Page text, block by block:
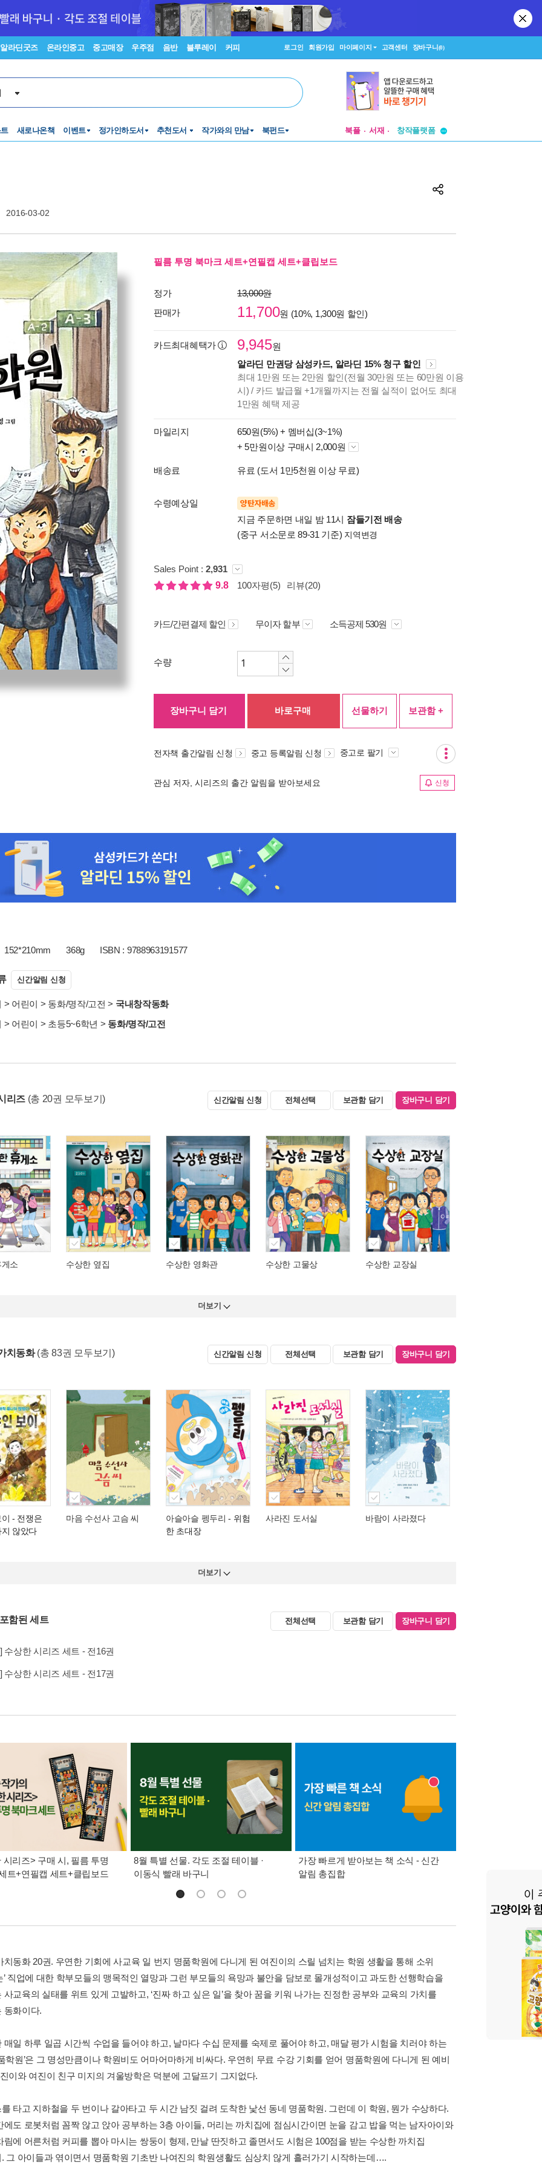
알라딘굿즈 온라인중고 중고매장 우주점 음반 블루레이 커피 로그인 회원가입 마이페이지 고객센터 장바구니(0)
새로나온책 이벤트 정가인하도서 추천도서 작가와의 만남 북펀드 북플 서재
투비컨티뉴드
투비컨티뉴드
2016-03-02
필름 투명 북마크 세트+연필캡 세트+클립보드
정가
13,000원
판매가
11,700원 (10%, 1,300원 할인)
카드최대혜택가 9,945원
알라딘 만권당 삼성카드, 알라딘 15% 청구 할인
최대 1만원 또는 2만원 할인(전월 30만원 또는 60만원 이용
시) / 카드 발급월 +1개월까지는 전월 실적이 없어도 최대
1만원 혜택 제공
마일리지 650원(5%) + 멤버십(3~1%)
+ 5만원이상 구매시 2,000원
배송료 유료 (도서 1만5천원 이상 무료)
수령예상일 양탄자배송
지금 주문하면 내일 밤 11시 잠들기전 배송
(중구 서소문로 89-31 기준) 지역변경
Sales Point : 2,931
9.8
100자평(5) 리뷰(20)
카드/간편결제 할인 무이자 할부 소득공제 530원
수량
장바구니 담기 바로구매 선물하기 보관함 +
전자책 출간알림 신청 중고 등록알림 신청 중고로 팔기
관심 저자, 시리즈의 출간 알림을 받아보세요 신청
152*210mm 368g ISBN : 9788963191577
신간알림 신청
> 어린이 > 동화/명작/고전 > 국내창작동화
> 어린이 > 초등5~6학년 > 동화/명작/고전
리즈 (총 20권 모두보기) 신간알림 신청 전체선택 보관함 담기 장바구니 담기
소 수상한 옆집 수상한 영화관 수상한 고물상 수상한 교장실
더보기
치동화 (총 83권 모두보기) 신간알림 신청 전체선택 보관함 담기 장바구니 담기
- 전쟁은
않았다
마음 수선사 고슴 씨 아슬아슬 펭두리 - 위험
한 초대장
사라진 도서실 바람이 사라졌다
더보기
함된 세트 전체선택 보관함 담기 장바구니 담기
수상한 시리즈 세트 - 전16권
수상한 시리즈 세트 - 전17권
시리즈> 구매 시, 필름 투명
트+연필캡 세트+클립보드
8월 특별 선물. 각도 조절 테이블 ·
이동식 빨래 바구니
가장 빠르게 받아보는 책 소식 - 신간
알림 총집합
치동화 20권. 우연한 기회에 사교육 일 번지 명품학원에 다니게 된 여진이의 스릴 넘치는 학원 생활을 통해 소위
’ 직업에 대한 학부모들의 맹목적인 열망과 그런 부모들의 욕망과 불안을 담보로 몰개성적이고 과도한 선행학습을
사교육의 실태를 위트 있게 고발하고, ‘진짜 하고 싶은 일’을 찾아 꿈을 키워 나가는 진정한 공부와 교육의 가치를
동화이다.
매일 하루 일곱 시간씩 수업을 들어야 하고, 날마다 수십 문제를 숙제로 풀어야 하고, 매달 평가 시험을 치러야 하는
학원’은 그 명성만큼이나 학원비도 어마어마하게 비싸다. 우연히 무료 수강 기회를 얻어 명품학원에 다니게 된 예비
이와 여진이 친구 미지의 겨울방학은 덕분에 고달프기 그지없다.
타고 지하철을 두 번이나 갈아타고 두 시간 남짓 걸려 도착한 낯선 동네 명품학원. 그런데 이 학원, 뭔가 수상하다.
에도 로봇처럼 꼼짝 않고 앉아 공부하는 3층 아이들, 머리는 까치집에 점심시간이면 눈을 감고 밥을 먹는 남자아이와
림에 어른처럼 커피를 뽑아 마시는 쌍둥이 형제, 만날 딴짓하고 졸면서도 시험은 100점을 받는 수상한 까치집
그 아이들과 엮이면서 명품학원 기초반 나여진의 학원생활도 심상치 않게 흘러가기 시작하는데….